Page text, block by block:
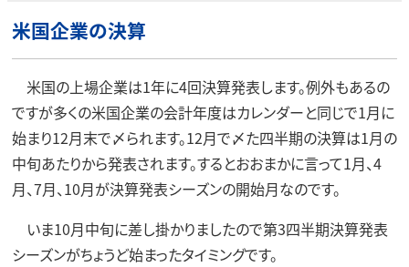
米国企業の決算
米国の上場企業は1年に4回決算発表します。例外もあるの
ですが多くの米国企業の会計年度はカレンダーと同じで1月に
始まり12月末で〆られます。12月で〆た四半期の決算は1月の
中旬あたりから発表されます。するとおおまかに言って1月、4
月、7月、10月が決算発表シーズンの開始月なのです。
いま10月中旬に差し掛かりましたので第3四半期決算発表
シーズンがちょうど始まったタイミングです。